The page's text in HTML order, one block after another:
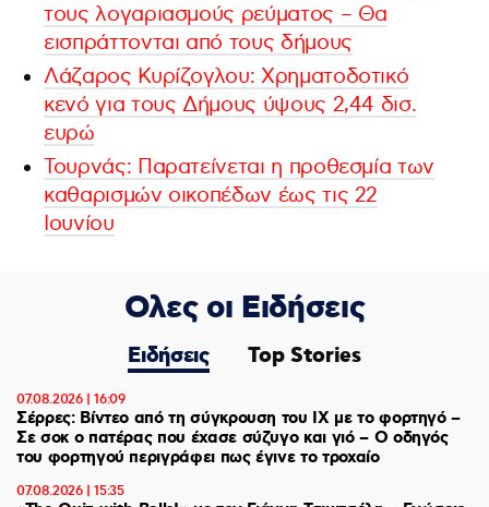
τους λογαριασμούς ρεύματος – Θα
εισπράττονται από τους δήμους
Λάζαρος Κυρίζογλου: Χρηματοδοτικό
κενό για τους Δήμους ύψους 2,44 δισ.
ευρώ
Τουρνάς: Παρατείνεται η προθεσμία των
καθαρισμών οικοπέδων έως τις 22
Ιουνίου
Ολες οι Ειδήσεις
Ειδήσεις Top Stories
07.08.2026 | 16:09
Σέρρες: Βίντεο από τη σύγκρουση του ΙΧ με το φορτηγό –
Σε σοκ ο πατέρας που έχασε σύζυγο και γιό – Ο οδηγός
του φορτηγού περιγράφει πως έγινε το τροχαίο
07.08.2026 | 15:35